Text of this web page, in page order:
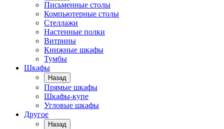
Письменные столы
Компьютерные столы
Стеллажи
Настенные полки
Витрины
Книжные шкафы
Тумбы
Шкафы
Назад
Прямые шкафы
Шкафы-купе
Угловые шкафы
Другое
Назад